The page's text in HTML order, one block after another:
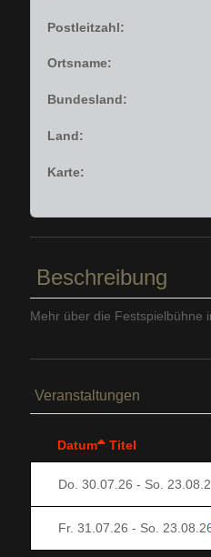
Postleitzahl:
Ortsname:
Bundesland:
Land:
Karte:
Beschreibung
Mehr über die Festspielbühne
Veranstaltungen
Datum Titel
Do. 30.07.26 - So.
Fr. 31.07.26 - So.